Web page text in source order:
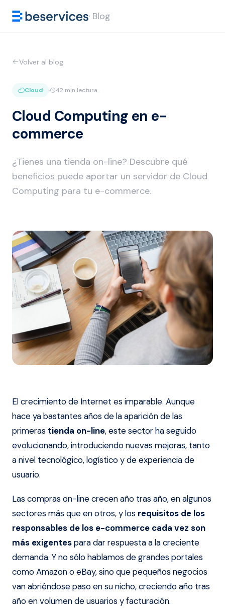
· Blog
Volver al blog
Cloud · 42 min lectura
Cloud Computing en e-
commerce
¿Tienes una tienda on-line? Descubre qué
beneficios puede aportar un servidor de Cloud
Computing para tu e-commerce.
El crecimiento de Internet es imparable. Aunque
hace ya bastantes años de la aparición de las
primeras tienda on-line, este sector ha seguido
evolucionando, introduciendo nuevas mejoras, tanto
a nivel tecnológico, logístico y de experiencia de
usuario.
Las compras on-line crecen año tras año, en algunos
sectores más que en otros, y los requisitos de los
responsables de los e-commerce cada vez son
más exigentespara dar respuesta a la creciente
demanda. Y no sólo hablamos de grandes portales
como Amazon o eBay, sino que pequeños negocios
van abriéndose paso en su nicho, creciendo año tras
año en volumen de usuarios y facturación.